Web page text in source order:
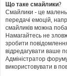
Що таке смайлики?
Смайлики - це
передачі емоцій,
смайликів можна
Намагайтесь не
зробити
відредагувати ваше
Адміністратор
використовувати в